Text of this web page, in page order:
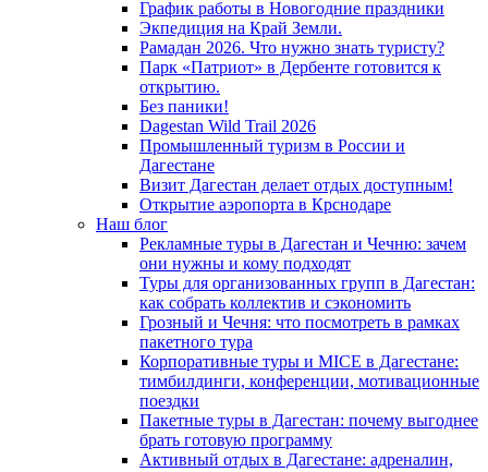
График работы в Новогодние праздники
Экпедиция на Край Земли.
Рамадан 2026. Что нужно знать туристу?
Парк «Патриот» в Дербенте готовится к
открытию.
Без паники!
Dagestan Wild Trail 2026
Промышленный туризм в России и
Дагестане
Визит Дагестан делает отдых доступным!
Открытие аэропорта в Крснодаре
Наш блог
Рекламные туры в Дагестан и Чечню: зачем
они нужны и кому подходят
Туры для организованных групп в Дагестан:
как собрать коллектив и сэкономить
Грозный и Чечня: что посмотреть в рамках
пакетного тура
Корпоративные туры и MICE в Дагестане:
тимбилдинги, конференции, мотивационные
поездки
Пакетные туры в Дагестан: почему выгоднее
брать готовую программу
Активный отдых в Дагестане: адреналин,